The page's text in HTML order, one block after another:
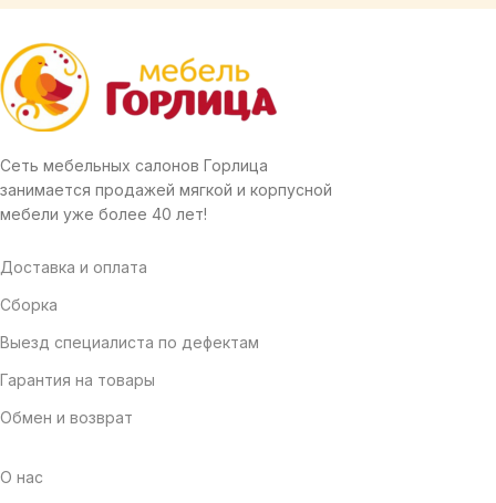
Сеть мебельных салонов Горлица
занимается продажей мягкой и корпусной
мебели уже более 40 лет!
Доставка и оплата
Сборка
Выезд специалиста по дефектам
Гарантия на товары
Обмен и возврат
О нас